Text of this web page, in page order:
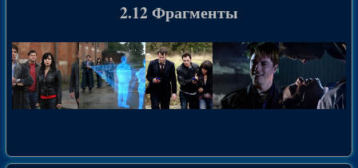
2.12 Фрагменты